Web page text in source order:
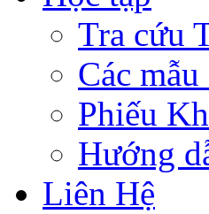
Tra cứu
Các
Phiếu
Hướng
Liên Hệ